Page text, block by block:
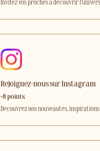
Invitez vos proches à découvrir
Rejoignez-nous sur Instagram
+8 points
Découvrez nos nouveautés,